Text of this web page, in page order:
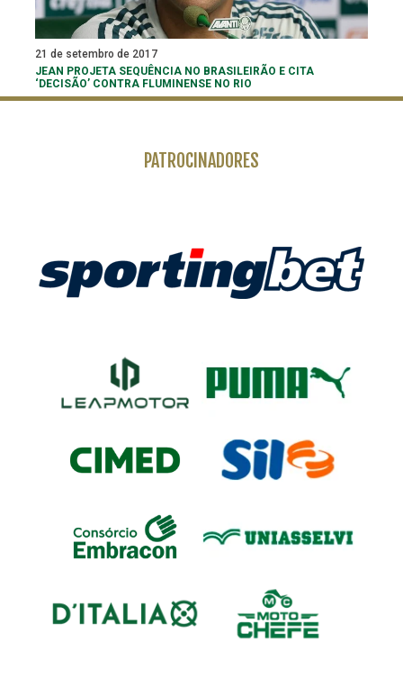
21 de setembro de 2017
JEAN PROJETA SEQUÊNCIA NO BRASILEIRÃO E CITA
‘DECISÃO’ CONTRA FLUMINENSE NO RIO
PATROCINADORES